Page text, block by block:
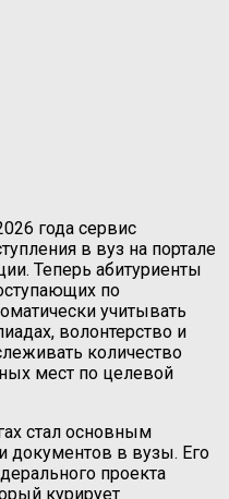
года сервис
в вуз на портале
Теперь абитуриенты
по
учитывать
волонтерство и
количество
мест по целевой
стал основным
документов в вузы. Его
проекта
курирует